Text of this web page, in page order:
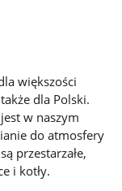
większości
dla Polski.
w naszym
do atmosfery
przestarzałe,
i kotły.